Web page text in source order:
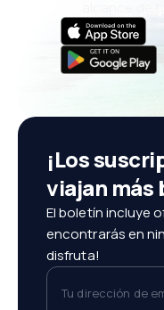
¡Los
viajan más
El boletín incluye
encontrarás en
disfruta!
Tu dirección de